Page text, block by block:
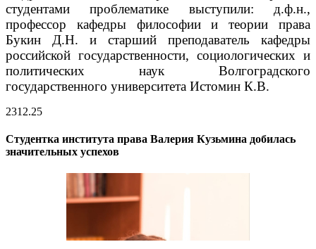
студентами проблематике выступили: д.ф.н.,
профессор кафедры философии и теории права
Букин Д.Н. и старший преподаватель кафедры
российской государственности, социологических и
политических наук Волгоградского
государственного университета Истомин К.В.
2312.25
Студентка института права Валерия Кузьмина добилась
значительных успехов